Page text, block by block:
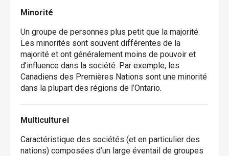
Minorité
Un groupe de personnes plus petit que la majorité.
Les minorités sont souvent différentes de la
majorité et ont généralement moins de pouvoir et
d’influence dans la société. Par exemple, les
Canadiens des Premières Nations sont une minorité
dans la plupart des régions de l’Ontario.
Multiculturel
Caractéristique des sociétés (et en particulier des
nations) composées d’un large éventail de groupes